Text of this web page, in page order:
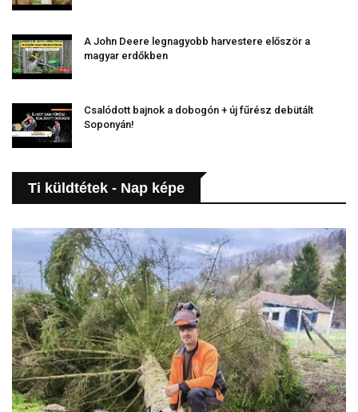
A John Deere legnagyobb harvestere először a
magyar erdőkben
Csalódott bajnok a dobogón + új fűrész debütált
Soponyán!
Ti küldtétek - Nap képe